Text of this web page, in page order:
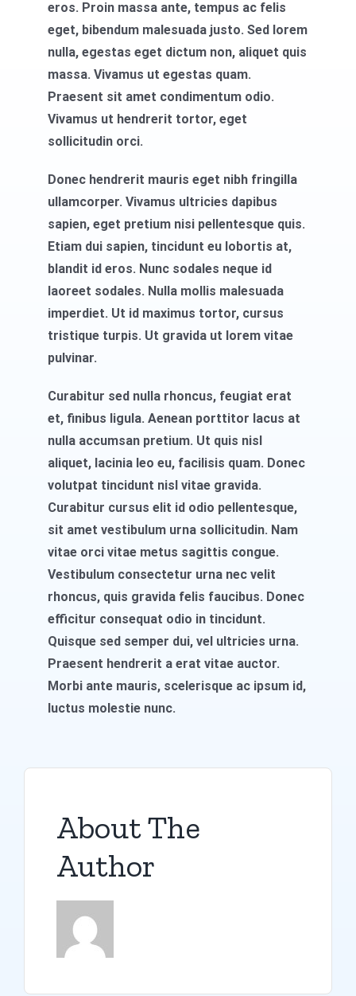
eros. Proin massa ante, tempus ac felis
eget, bibendum malesuada justo. Sed lorem
nulla, egestas eget dictum non, aliquet quis
massa. Vivamus ut egestas quam.
Praesent sit amet condimentum odio.
Vivamus ut hendrerit tortor, eget
sollicitudin orci.
Donec hendrerit mauris eget nibh fringilla
ullamcorper. Vivamus ultricies dapibus
sapien, eget pretium nisi pellentesque quis.
Etiam dui sapien, tincidunt eu lobortis at,
blandit id eros. Nunc sodales neque id
laoreet sodales. Nulla mollis malesuada
imperdiet. Ut id maximus tortor, cursus
tristique turpis. Ut gravida ut lorem vitae
pulvinar.
Curabitur sed nulla rhoncus, feugiat erat
et, finibus ligula. Aenean porttitor lacus at
nulla accumsan pretium. Ut quis nisl
aliquet, lacinia leo eu, facilisis quam. Donec
volutpat tincidunt nisl vitae gravida.
Curabitur cursus elit id odio pellentesque,
sit amet vestibulum urna sollicitudin. Nam
vitae orci vitae metus sagittis congue.
Vestibulum consectetur urna nec velit
rhoncus, quis gravida felis faucibus. Donec
efficitur consequat odio in tincidunt.
Quisque sed semper dui, vel ultricies urna.
Praesent hendrerit a erat vitae auctor.
Morbi ante mauris, scelerisque ac ipsum id,
luctus molestie nunc.
About The
Author